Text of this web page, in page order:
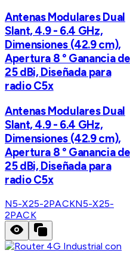
Antenas Modulares Dual
Slant, 4.9 - 6.4 GHz,
Dimensiones (42.9 cm),
Apertura 8 ° Ganancia de
25 dBi, Diseñada para
radio C5x
Antenas Modulares Dual
Slant, 4.9 - 6.4 GHz,
Dimensiones (42.9 cm),
Apertura 8 ° Ganancia de
25 dBi, Diseñada para
radio C5x
N5-X25-2PACKN5-X25-
2PACK